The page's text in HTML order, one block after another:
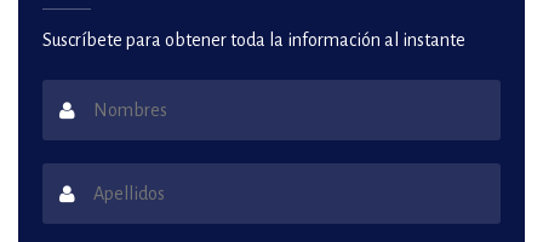
Suscríbete para obtener toda la información al instante